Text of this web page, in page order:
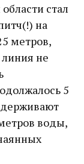
стал
на
метров,
не
5
воды,